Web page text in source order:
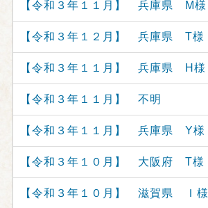
【令和３年１１月】 兵庫県 M様
【令和３年１２月】 兵庫県 T様
【令和３年１１月】 兵庫県 H様
【令和３年１１月】 不明
【令和３年１１月】 兵庫県 Y様
【令和３年１０月】 大阪府 T様
【令和３年１０月】 滋賀県 Ｉ様